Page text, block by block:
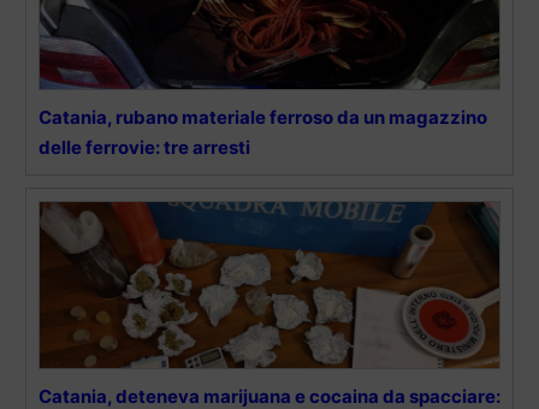
Catania, rubano materiale ferroso da un magazzino
delle ferrovie: tre arresti
Catania, deteneva marijuana e cocaina da spacciare: